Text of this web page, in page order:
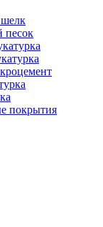
песок
покрытия